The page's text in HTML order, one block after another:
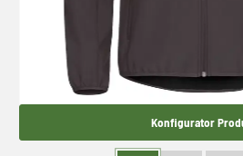
Konfigurator